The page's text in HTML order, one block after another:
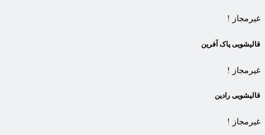
غیرمجاز !
قالیشویی پاک آفرین
غیرمجاز !
قالیشویی رادین
غیرمجاز !